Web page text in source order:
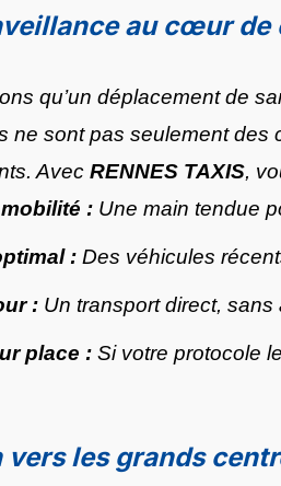
au cœur de
qu’un déplacement de
ne sont pas seulement
Avec RENNES TAXIS,
: Une main tendue
: Des véhicules
: Un transport direct, sans
place : Si votre protocole
vers les grands